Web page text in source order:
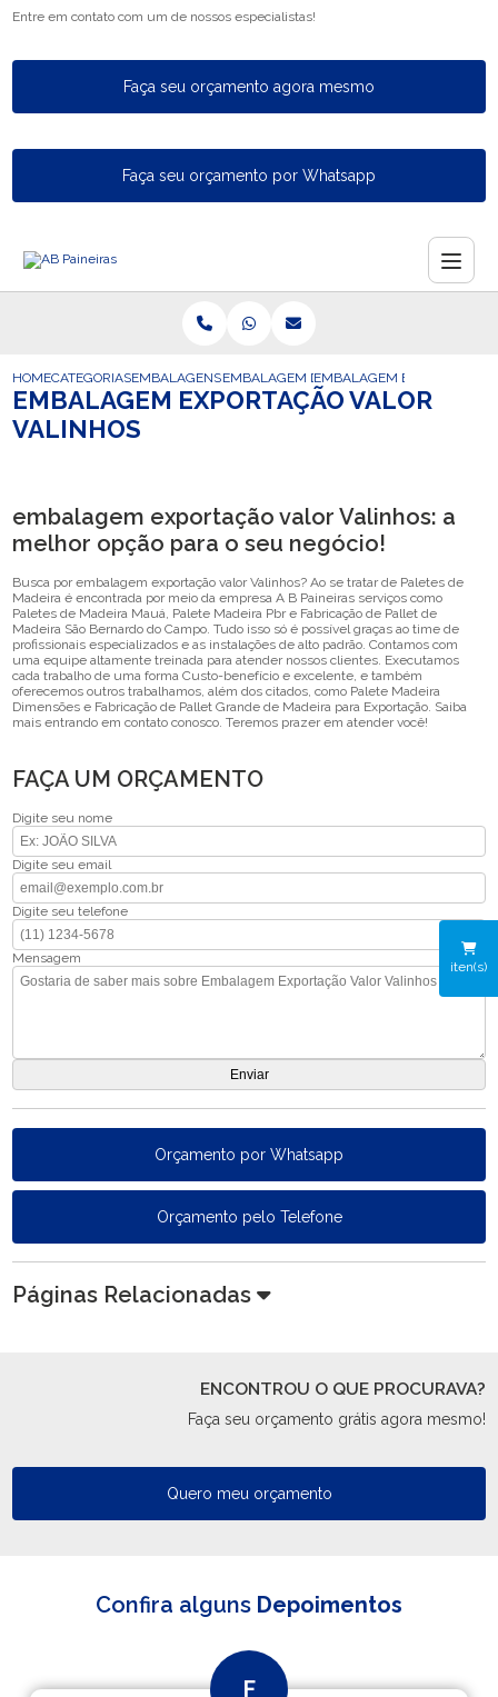
Entre em contato com um de nossos especialistas!
Faça seu orçamento agora mesmo
Faça seu orçamento por Whatsapp
iten(s)
HOMECATEGORIASEMBALAGENS PARA EXPORTACAO
EMBALAGEM DE EXPORTACAO
EMBALAGEM EXPORTACAO
EMBALAGEM EXPORTAÇÃO VALOR
VALINHOS
embalagem exportação valor Valinhos: a
melhor opção para o seu negócio!
Busca por embalagem exportação valor Valinhos? Ao se tratar de Paletes de
Madeira é encontrada por meio da empresa A B Paineiras serviços como
Paletes de Madeira Mauá, Palete Madeira Pbr e Fabricação de Pallet de
Madeira São Bernardo do Campo. Tudo isso só é possível graças ao time de
profissionais especializados e as instalações de alto padrão. Contamos com
uma equipe altamente treinada para atender nossos clientes. Executamos
cada trabalho de uma forma Custo-benefício e excelente, e também
oferecemos outros trabalhamos, além dos citados, como Palete Madeira
Dimensões e Fabricação de Pallet Grande de Madeira para Exportação. Saiba
mais entrando em contato conosco. Teremos prazer em atender você!
FAÇA UM ORÇAMENTO
Digite seu nome
Digite seu email
Digite seu telefone
Mensagem
Orçamento por Whatsapp
Orçamento pelo Telefone
Páginas Relacionadas
ENCONTROU O QUE PROCURAVA?
Faça seu orçamento grátis agora mesmo!
Quero meu orçamento
Confira alguns Depoimentos